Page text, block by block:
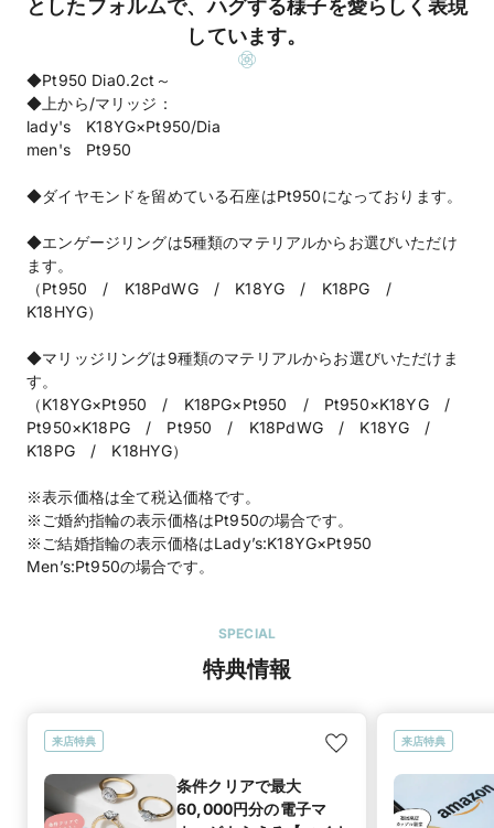
としたフォルムで、ハグする様子を愛らしく表現
しています。
◆Pt950 Dia0.2ct～
◆上から/マリッジ：
lady's K18YG×Pt950/Dia
men's Pt950
◆ダイヤモンドを留めている石座はPt950になっております。
◆エンゲージリングは5種類のマテリアルからお選びいただけ
ます。
（Pt950 / K18PdWG / K18YG / K18PG /
K18HYG）
◆マリッジリングは9種類のマテリアルからお選びいただけま
す。
（K18YG×Pt950 / K18PG×Pt950 / Pt950×K18YG /
Pt950×K18PG / Pt950 / K18PdWG / K18YG /
K18PG / K18HYG）
※表示価格は全て税込価格です。
※ご婚約指輪の表示価格はPt950の場合です。
※ご結婚指輪の表示価格はLady’s:K18YG×Pt950
Men’s:Pt950の場合です。
SPECIAL
特典情報
来店特典
条件クリアで最大
60,000円分の電子マ
来店特典